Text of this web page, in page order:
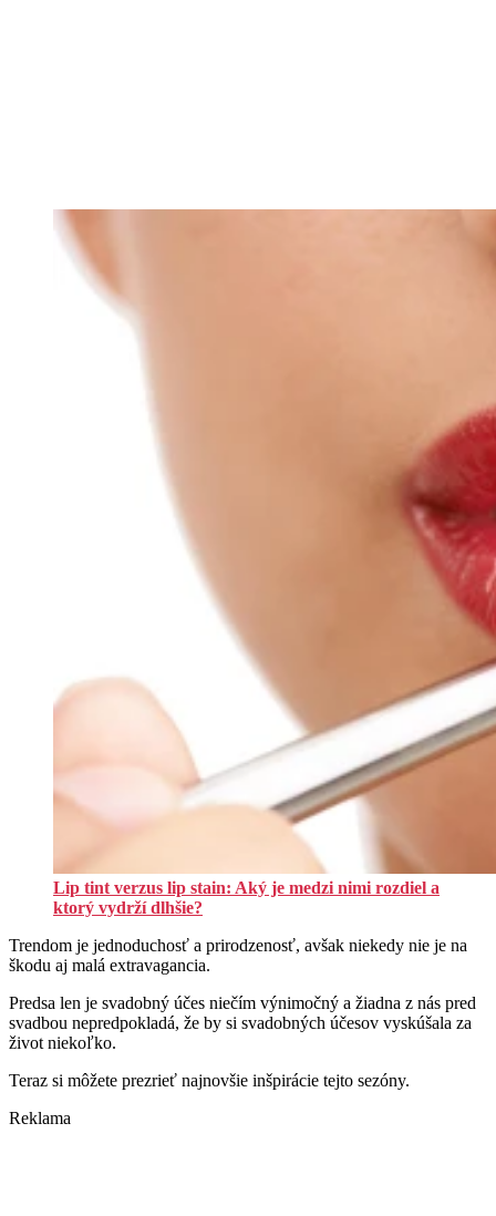
Lip tint verzus lip stain: Aký je medzi nimi rozdiel a
ktorý vydrží dlhšie?
Trendom je jednoduchosť a prirodzenosť, avšak niekedy nie je na
škodu aj malá extravagancia.
Predsa len je svadobný účes niečím výnimočný a žiadna z nás pred
svadbou nepredpokladá, že by si svadobných účesov vyskúšala za
život niekoľko.
Teraz si môžete prezrieť najnovšie inšpirácie tejto sezóny.
Reklama